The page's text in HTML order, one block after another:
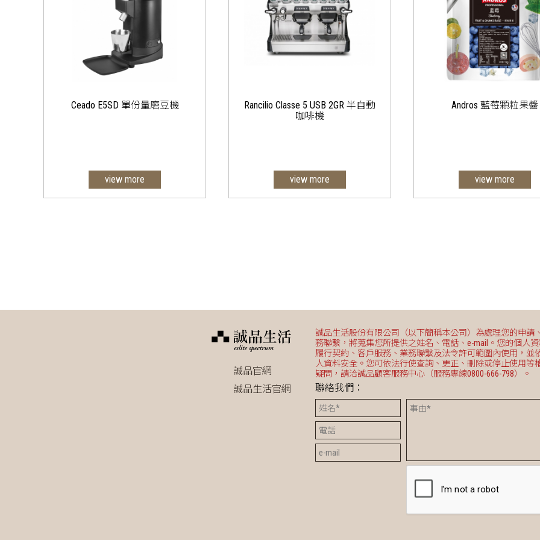
Ceado E5SD 單份量磨豆機
1) 無段式研磨調整：無論義式或
手沖您可隨意調整理想中的精確
view more
Rancilio Classe 5 USB 2GR 半自動
咖啡機
view more
Andros 藍莓顆粒果醬
藍莓顆粒果醬 1KG
view more
誠品官網
誠品生活官網
誠品生活股份有限公司（以下簡稱本公司）為處理您的申請
務聯繫，將蒐集您所提供之姓名、電話、e-mail。您的個人
履行契約、客戶服務、業務聯繫及法令許可範圍內使用，並
人資料安全。您可依法行使查詢、更正、刪除或停止使用等
疑問，請洽誠品顧客服務中心（服務專線0800-666-798）。
聯絡我們：